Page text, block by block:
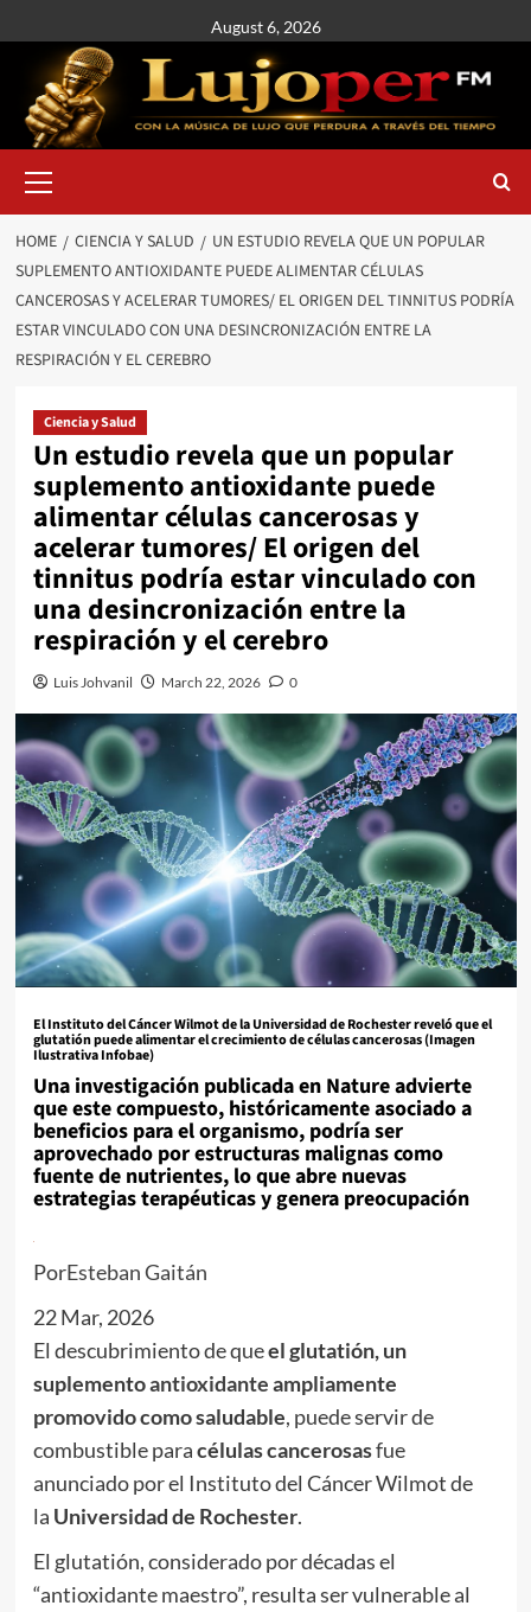
August 6, 2026
HOME CIENCIA Y SALUD
UN ESTUDIO REVELA QUE UN POPULAR
SUPLEMENTO ANTIOXIDANTE PUEDE ALIMENTAR CÉLULAS
CANCEROSAS Y ACELERAR TUMORES/ EL ORIGEN DEL TINNITUS PODRÍA
ESTAR VINCULADO CON UNA DESINCRONIZACIÓN ENTRE LA
RESPIRACIÓN Y EL CEREBRO
Ciencia y Salud
Un estudio revela que un popular
suplemento antioxidante puede
alimentar células cancerosas y
acelerar tumores/ El origen del
tinnitus podría estar vinculado con
una desincronización entre la
respiración y el cerebro
Luis Johvanil March 22, 2026 0
El Instituto del Cáncer Wilmot de la Universidad de Rochester reveló que el
glutatión puede alimentar el crecimiento de células cancerosas (Imagen
Ilustrativa Infobae)
Una investigación publicada en Nature advierte
que este compuesto, históricamente asociado a
beneficios para el organismo, podría ser
aprovechado por estructuras malignas como
fuente de nutrientes, lo que abre nuevas
estrategias terapéuticas y genera preocupación
PorEsteban Gaitán
22 Mar, 2026
El descubrimiento de queel glutatión, un
suplementoantioxidanteampliamente
promovido como saludable, puede servir de
combustible paracélulas cancerosasfue
anunciado por el Instituto del Cáncer Wilmot de
la Universidad de Rochester.
El glutatión, considerado por décadas el
“antioxidante maestro”, resulta ser vulnerable al